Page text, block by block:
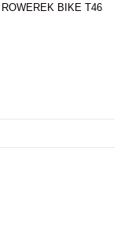
BIKE T46